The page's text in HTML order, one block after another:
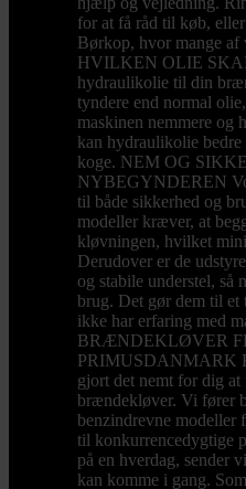
for at få råd til køb,
Børkop, hvor mange af
HVILKEN OLIE
hydraulikolie til din
tyndere end normal
maskinen nemmere og
kan hydraulikolie bedre
koge. NEM OG
NYBEGYNDEREN
til både sikkerhed og
modeller kræver, at
kløvningen, hvilket
Derudover er de
og stabile understel, så
brug. Det gør dem til
ikke har erfaring med
BRÆNDEKLØVER
PRIMUSDANMARK
gjort det nemt for dig
brændekløver. Vi fører
benzindrevne modeller
til konkurrencedygtige
på en hverdag, sender
kan komme i gang.